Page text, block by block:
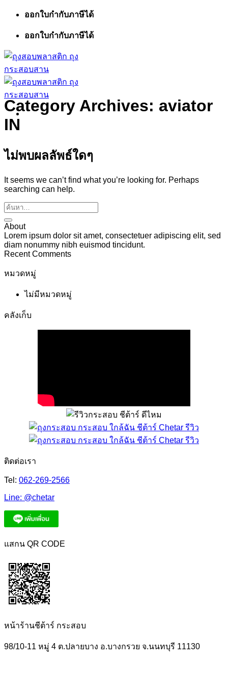
ข้าม
เนื้อหา
ออกใบกำกับภาษีได้
ออกใบกำกับภาษีได้
Category Archives: aviator
IN
ไม่พบผลลัพธ์ใดๆ
It seems we can’t find what you’re looking for. Perhaps
searching can help.
About
Lorem ipsum dolor sit amet, consectetuer adipiscing elit, sed
diam nonummy nibh euismod tincidunt.
Recent Comments
หมวดหมู่
ไม่มีหมวดหมู่
คลังเก็บ
ติดต่อเรา
Tel: 062-269-2566
Line: @chetar
แสกน QR CODE
หน้าร้านชีต้าร์ กระสอบ
98/10-11 หมู่ 4 ต.ปลายบาง อ.บางกรวย จ.นนทบุรี 11130